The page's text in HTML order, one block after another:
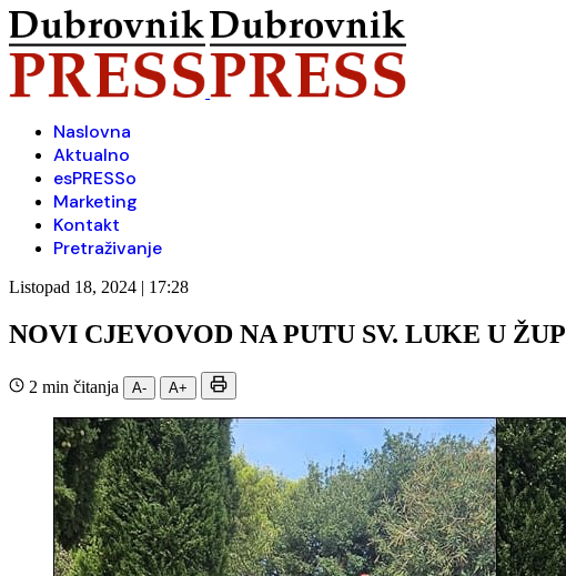
Naslovna
Aktualno
esPRESSo
Marketing
Kontakt
Pretraživanje
Listopad 18, 2024 | 17:28
NOVI CJEVOVOD NA PUTU SV. LUKE U
2 min čitanja A- A+